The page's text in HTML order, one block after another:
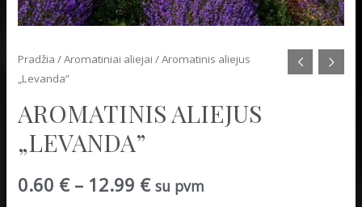
Pradžia /Aromatiniai aliejai / Aromatinis aliejus
„Levanda”
AROMATINIS ALIEJUS
„LEVANDA”
0.60 €– 12.99 € su pvm